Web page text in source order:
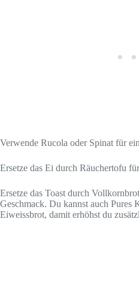
Verwende Rucola oder Spinat für
Ersetze das Ei durch Räuchertofu
Ersetze das Toast durch
Geschmack. Du kannst auch Pures
Eiweissbrot, damit erhöhst du